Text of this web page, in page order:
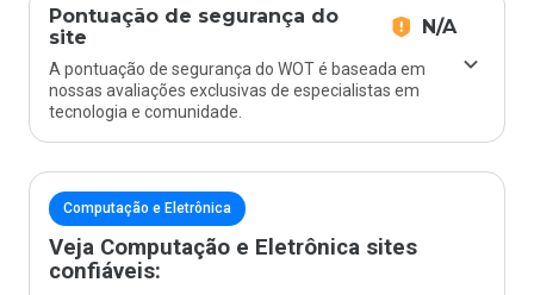
Pontuação de segurança do
site
N/A
A pontuação de segurança do WOT é baseada em
nossas avaliações exclusivas de especialistas em
tecnologia e comunidade.
Computação e Eletrônica
Veja Computação e Eletrônica sites
confiáveis: